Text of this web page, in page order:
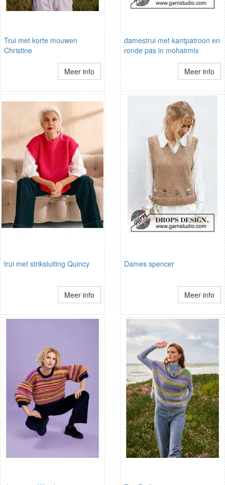
Trui met korte mouwen
Christine
Meer info
damestrui met kantpatroon en
ronde pas in mohairmix
Meer info
trui met striksluiting Quincy
Meer info
Dames spencer
Meer info